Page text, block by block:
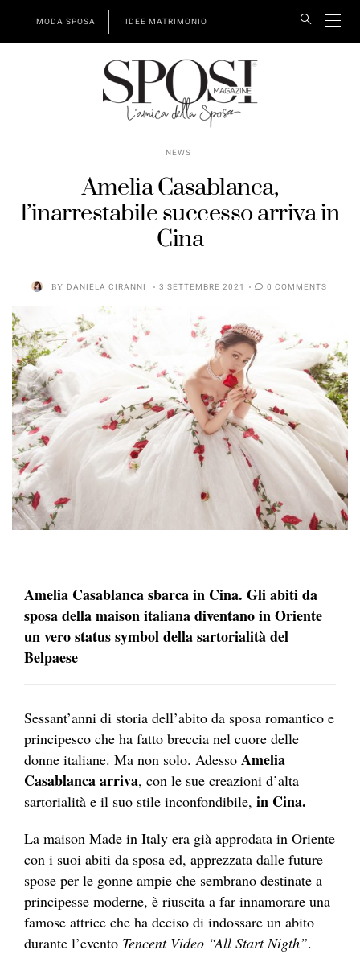
MODA SPOSA IDEE MATRIMONIO
NEWS
Amelia Casablanca,
l’inarrestabile successo arriva in
Cina
BY DANIELA CIRANNI 3 SETTEMBRE 2021 0 COMMENTS
Amelia Casablanca sbarca in Cina. Gli abiti da
sposa della maison italiana diventano in Oriente
un vero status symbol della sartorialità del
Belpaese
Sessant’anni di storia dell’abito da sposa romantico e
principesco che ha fatto breccia nel cuore delle
donne italiane. Ma non solo. Adesso Amelia
Casablanca arriva, con le sue creazioni d’alta
sartorialità e il suo stile inconfondibile, in Cina.
La maison Made in Italy era già approdata in Oriente
con i suoi abiti da sposa ed, apprezzata dalle future
spose per le gonne ampie che sembrano destinate a
principesse moderne, è riuscita a far innamorare una
famose attrice che ha deciso di indossare un abito
durante l’evento Tencent Video “All Start Nigth”.